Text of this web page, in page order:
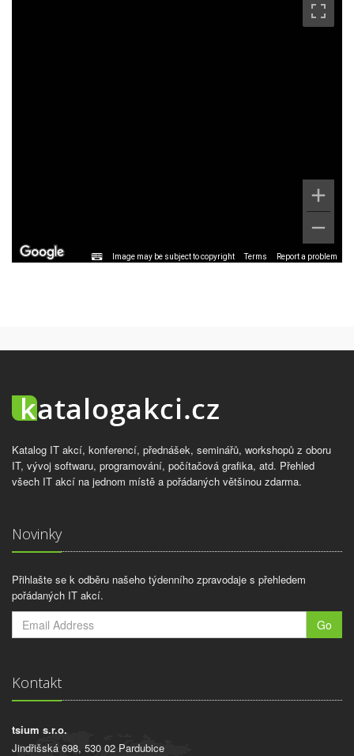
Image may be subject to copyright Terms Report a problem
Katalog IT akcí, konferencí, přednášek, seminářů, workshopů z oboru
IT, vývoj softwaru, programování, počítačová grafika, atd. Přehled
všech IT akcí na jednom místě a pořádaných většinou zdarma.
Novinky
Přihlašte se k odběru našeho týdenního zpravodaje s přehledem
pořádaných IT akcí.
Go
Kontakt
tsium s.r.o.
Jindřišská 698, 530 02 Pardubice